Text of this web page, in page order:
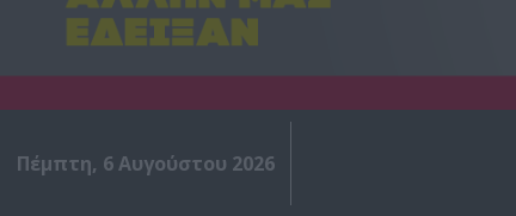
Πέμπτη, 6 Αυγούστου 2026